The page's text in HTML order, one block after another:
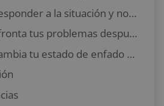
3. Responder a la situación y no reaccionar de manera impulsiva
4. Afronta tus problemas después de una discusión
5. Cambia tu estado de enfado por emociones positivas